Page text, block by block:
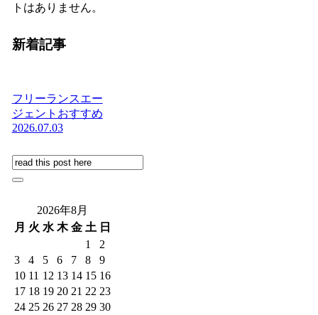
トはありません。
新着記事
フリーランスエー
ジェントおすすめ
2026.07.03
2026年8月
月 火 水 木 金 土 日
1
2
3
4 5 6 7 8
9
10 11 12 13 14 15 16
17 18 19 20 21 22 23
24 25 26 27 28 29 30